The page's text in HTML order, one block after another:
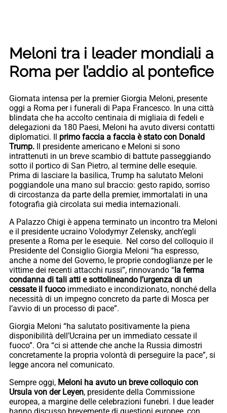
Meloni tra i leader mondiali a
Roma per l’addio al pontefice
Giornata intensa per la premier Giorgia Meloni, presente
oggi a Roma per i funerali di Papa Francesco. In una città
blindata che ha accolto centinaia di migliaia di fedeli e
delegazioni da 180 Paesi, Meloni ha avuto diversi contatti
diplomatici. Il primo faccia a faccia è stato con Donald
Trump. Il presidente americano e Meloni si sono
intrattenuti in un breve scambio di battute passeggiando
sotto il portico di San Pietro, al termine delle esequie.
Prima di lasciare la basilica, Trump ha salutato Meloni
poggiandole una mano sul braccio: gesto rapido, sorriso
di circostanza da parte della premier, immortalati in una
fotografia già circolata sui media internazionali.
A Palazzo Chigi è appena terminato un incontro tra Meloni
e il presidente ucraino Volodymyr Zelensky, anch’egli
presente a Roma per le esequie. Nel corso del colloquio il
Presidente del Consiglio Giorgia Meloni “ha espresso,
anche a nome del Governo, le proprie condoglianze per le
vittime dei recenti attacchi russi”, rinnovando “la ferma
condanna di tali atti e sottolineando l’urgenza di un
cessate il fuoco immediato e incondizionato, nonché della
necessità di un impegno concreto da parte di Mosca per
l’avvio di un processo di pace”.
Giorgia Meloni “ha salutato positivamente la piena
disponibilità dell’Ucraina per un immediato cessate il
fuoco”. Ora “ci si attende che anche la Russia dimostri
concretamente la propria volontà di perseguire la pace”, si
legge ancora nel comunicato.
Sempre oggi, Meloni ha avuto un breve colloquio con
Ursula von der Leyen, presidente della Commissione
europea, a margine delle celebrazioni funebri. I due leader